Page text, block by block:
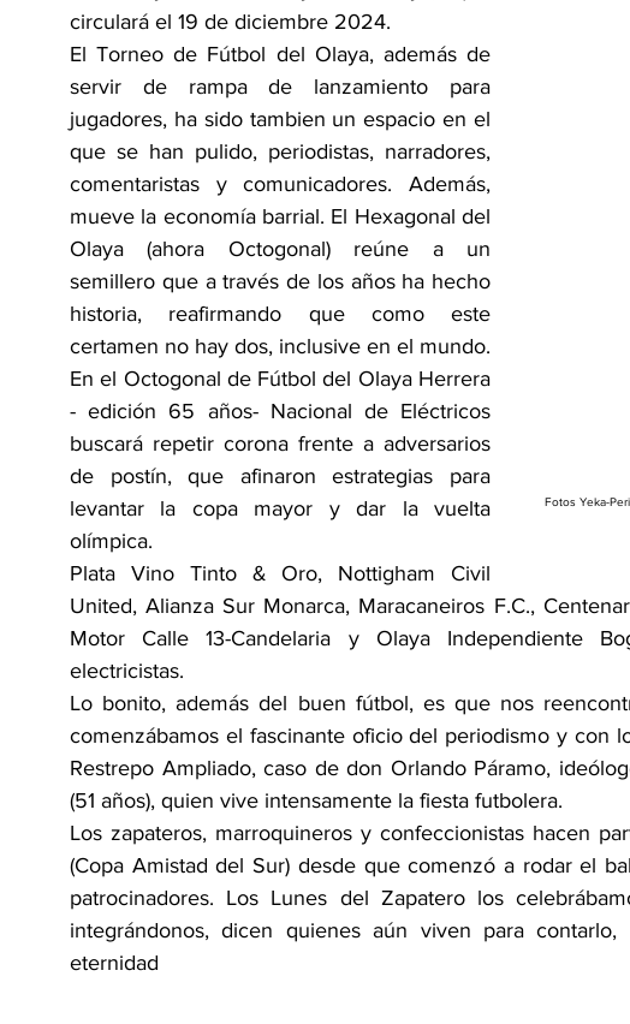
Fotos Yeka-
circulará el 19 de diciembre 2024.
El Torneo de Fútbol del Olaya, además de
servir de rampa de lanzamiento para
jugadores, ha sido tambien un espacio en el
que se han pulido, periodistas, narradores,
comentaristas y comunicadores. Además,
mueve la economía barrial. El Hexagonal del
Olaya (ahora Octogonal) reúne a un
semillero que a través de los años ha hecho
historia, reafirmando que como este
certamen no hay dos, inclusive en el mundo.
En el Octogonal de Fútbol del Olaya Herrera
- edición 65 años- Nacional de Eléctricos
buscará repetir corona frente a adversarios
de postín, que afinaron estrategias para
levantar la copa mayor y dar la vuelta
olímpica.
Plata Vino Tinto & Oro, Nottigham Civil
United, Alianza Sur Monarca, Maracaneiros F.C.,
Motor Calle 13-Candelaria y Olaya Independiente
electricistas.
Lo bonito, además del buen fútbol, es que nos
comenzábamos el fascinante oficio del periodismo y con
Restrepo Ampliado, caso de don Orlando Páramo,
(51 años), quien vive intensamente la fiesta futbolera.
Los zapateros, marroquineros y confeccionistas hacen
(Copa Amistad del Sur) desde que comenzó a rodar el
patrocinadores. Los Lunes del Zapatero los
integrándonos, dicen quienes aún viven para
eternidad